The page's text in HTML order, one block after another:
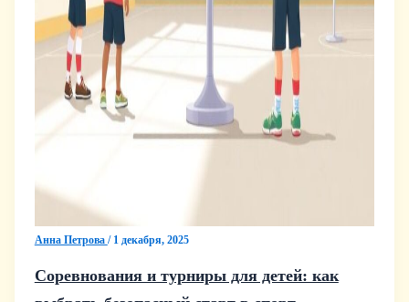
Анна Петрова / 1 декабря, 2025
Соревнования и турниры для детей: как